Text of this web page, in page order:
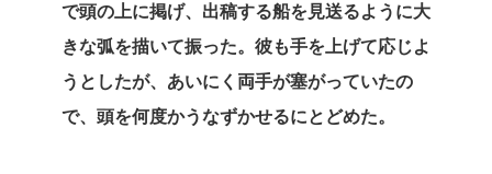
で頭の上に掲げ、出稿する船を見送るように大
きな弧を描いて振った。彼も手を上げて応じよ
うとしたが、あいにく両手が塞がっていたの
で、頭を何度かうなずかせるにとどめた。